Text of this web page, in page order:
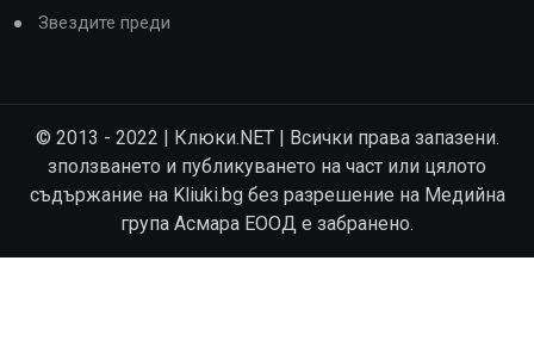
Звездите преди
© 2013 - 2022 | Клюки.NET | Всички права запазени.
зползването и публикуването на част или цялото
съдържание на Kliuki.bg без разрешение на Медийна
група Асмара ЕООД е забранено.